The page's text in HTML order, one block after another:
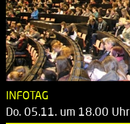
INFOTAG
Do. 05.11. um 18.00 Uhr